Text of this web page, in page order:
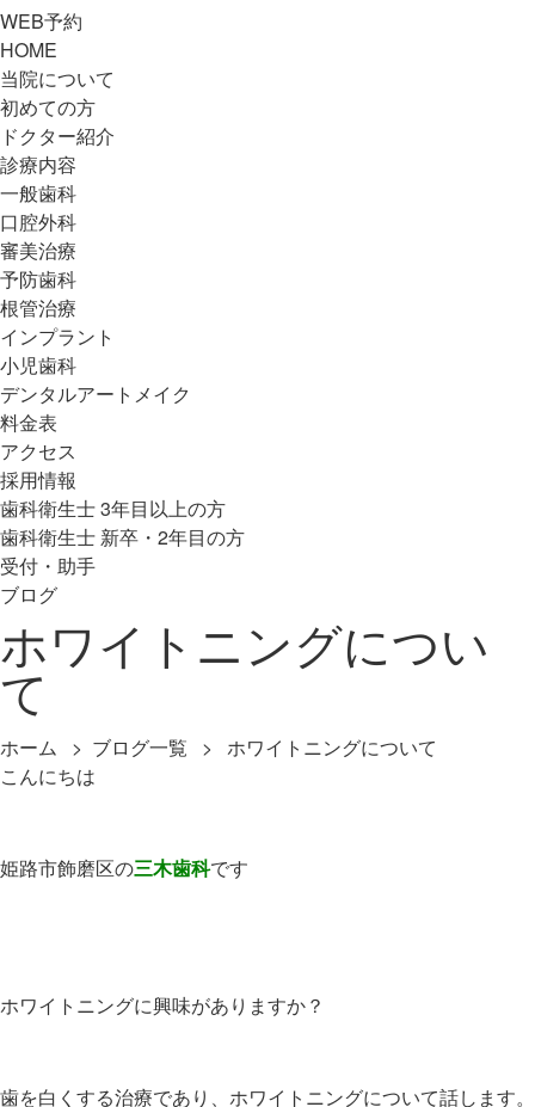
WEB予約
HOME
当院について
初めての方
ドクター紹介
診療内容
一般歯科
口腔外科
審美治療
予防歯科
根管治療
インプラント
小児歯科
デンタルアートメイク
料金表
アクセス
採用情報
歯科衛生士 3年目以上の方
歯科衛生士 新卒・2年目の方
受付・助手
ブログ
ホワイトニングについ
て
ホーム > ブログ一覧 > ホワイトニングについて
こんにちは
姫路市飾磨区の三木歯科です
ホワイトニングに興味がありますか？
歯を白くする治療であり、ホワイトニングについて話します。